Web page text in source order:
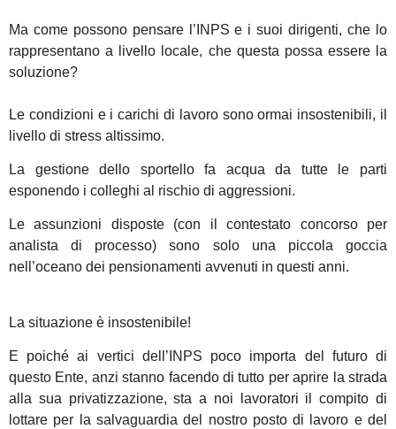
Ma come possono pensare l’INPS e i suoi dirigenti, che lo
rappresentano a livello locale, che questa possa essere la
soluzione?
Le condizioni e i carichi di lavoro sono ormai insostenibili, il
livello di stress altissimo.
La gestione dello sportello fa acqua da tutte le parti
esponendo i colleghi al rischio di aggressioni.
Le assunzioni disposte (con il contestato concorso per
analista di processo) sono solo una piccola goccia
nell’oceano dei pensionamenti avvenuti in questi anni.
La situazione è insostenibile!
E poiché ai vertici dell’INPS poco importa del futuro di
questo Ente, anzi stanno facendo di tutto per aprire la strada
alla sua privatizzazione, sta a noi lavoratori il compito di
lottare per la salvaguardia del nostro posto di lavoro e del